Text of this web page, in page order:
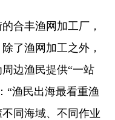
合丰渔网加工厂，
了渔网加工之外，
边渔民提供“一站
“渔民出海最看重渔
同海域、不同作业